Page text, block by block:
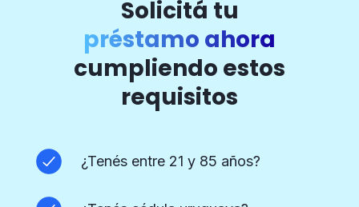
Solicitá tu
préstamo ahora
cumpliendo estos
requisitos
¿Tenés entre21 y 85 años?